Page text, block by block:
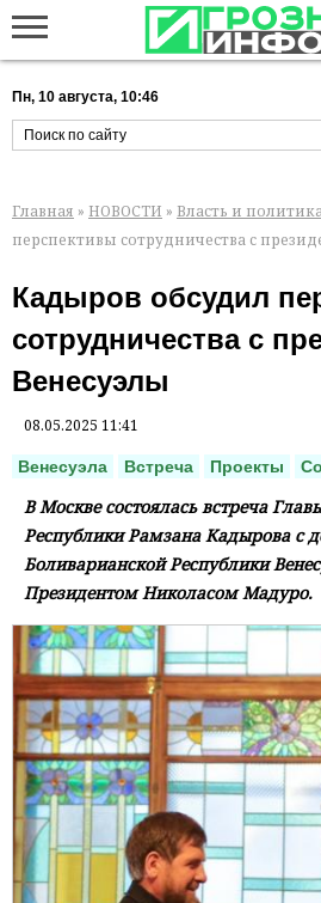
Пн, 10 августа, 10:46
Главная » НОВОСТИ » Власть и
перспективы сотрудничества с
Кадыров обсудил
сотрудничества с
Венесуэлы
08.05.2025 11:41
Венесуэла Встреча Проекты
В Москве состоялась встреча
Республики Рамзана Кадырова с
Боливарианской Республики
Президентом Николасом Мадуро.